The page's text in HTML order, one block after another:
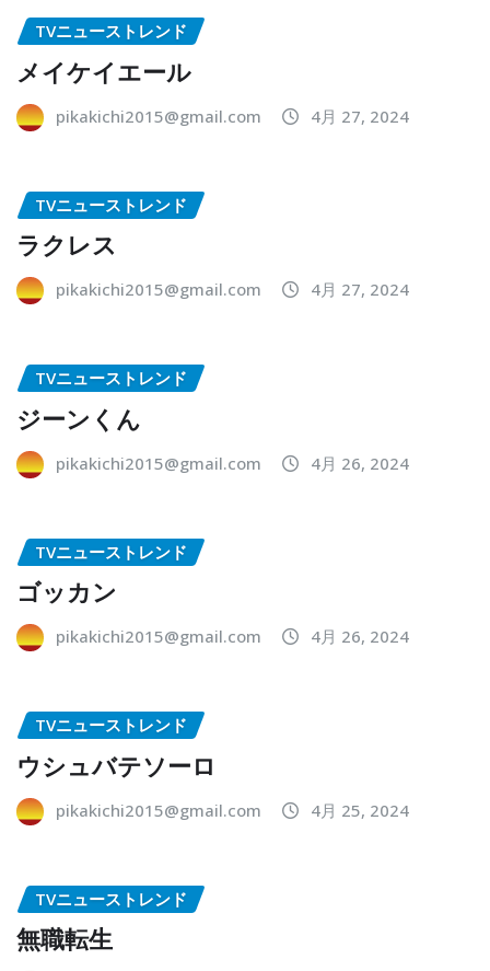
TVニューストレンド
メイケイエール
pikakichi2015@gmail.com 4月 27, 2024
TVニューストレンド
ラクレス
pikakichi2015@gmail.com 4月 27, 2024
TVニューストレンド
ジーンくん
pikakichi2015@gmail.com 4月 26, 2024
TVニューストレンド
ゴッカン
pikakichi2015@gmail.com 4月 26, 2024
TVニューストレンド
ウシュバテソーロ
pikakichi2015@gmail.com 4月 25, 2024
TVニューストレンド
無職転生